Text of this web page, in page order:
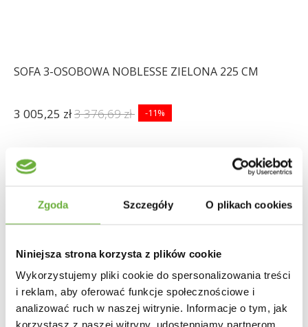
Zgoda Szczegóły O plikach cookies
Niniejsza strona korzysta z plików cookie
Wykorzystujemy pliki cookie do spersonalizowania treści
i reklam, aby oferować funkcje społecznościowe i
analizować ruch w naszej witrynie. Informacje o tym, jak
korzystasz z naszej witryny, udostępniamy partnerom
SOFA 3-OSOBOWA NOBLESSE ZIELONA 225 CM
3 005,25 zł3 376,69 zł -11%